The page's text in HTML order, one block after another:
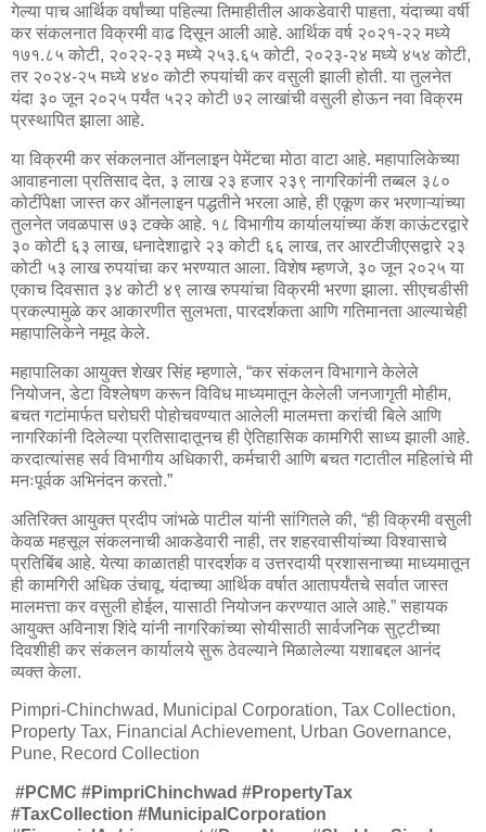
गेल्या पाच आर्थिक वर्षांच्या पहिल्या तिमाहीतील आकडेवारी पाहता, यंदाच्या वर्षी
कर संकलनात विक्रमी वाढ दिसून आली आहे. आर्थिक वर्ष २०२१-२२ मध्ये
१७१.८५ कोटी, २०२२-२३ मध्ये २५३.६५ कोटी, २०२३-२४ मध्ये ४५४ कोटी,
तर २०२४-२५ मध्ये ४४० कोटी रुपयांची कर वसुली झाली होती. या तुलनेत
यंदा ३० जून २०२५ पर्यंत ५२२ कोटी ७२ लाखांची वसुली होऊन नवा विक्रम
प्रस्थापित झाला आहे.
या विक्रमी कर संकलनात ऑनलाइन पेमेंटचा मोठा वाटा आहे. महापालिकेच्या
आवाहनाला प्रतिसाद देत, ३ लाख २३ हजार २३९ नागरिकांनी तब्बल ३८०
कोटींपेक्षा जास्त कर ऑनलाइन पद्धतीने भरला आहे, ही एकूण कर भरणाऱ्यांच्या
तुलनेत जवळपास ७३ टक्के आहे. १८ विभागीय कार्यालयांच्या कॅश काऊंटरद्वारे
३० कोटी ६३ लाख, धनादेशाद्वारे २३ कोटी ६६ लाख, तर आरटीजीएसद्वारे २३
कोटी ५३ लाख रुपयांचा कर भरण्यात आला. विशेष म्हणजे, ३० जून २०२५ या
एकाच दिवसात ३४ कोटी ४९ लाख रुपयांचा विक्रमी भरणा झाला. सीएचडीसी
प्रकल्पामुळे कर आकारणीत सुलभता, पारदर्शकता आणि गतिमानता आल्याचेही
महापालिकेने नमूद केले.
महापालिका आयुक्त शेखर सिंह म्हणाले, “कर संकलन विभागाने केलेले
नियोजन, डेटा विश्लेषण करून विविध माध्यमातून केलेली जनजागृती मोहीम,
बचत गटांमार्फत घरोघरी पोहोचवण्यात आलेली मालमत्ता करांची बिले आणि
नागरिकांनी दिलेल्या प्रतिसादातूनच ही ऐतिहासिक कामगिरी साध्य झाली आहे.
करदात्यांसह सर्व विभागीय अधिकारी, कर्मचारी आणि बचत गटातील महिलांचे मी
मनःपूर्वक अभिनंदन करतो.”
अतिरिक्त आयुक्त प्रदीप जांभळे पाटील यांनी सांगितले की, “ही विक्रमी वसुली
केवळ महसूल संकलनाची आकडेवारी नाही, तर शहरवासीयांच्या विश्वासाचे
प्रतिबिंब आहे. येत्या काळातही पारदर्शक व उत्तरदायी प्रशासनाच्या माध्यमातून
ही कामगिरी अधिक उंचावू. यंदाच्या आर्थिक वर्षात आतापर्यंतचे सर्वात जास्त
मालमत्ता कर वसुली होईल, यासाठी नियोजन करण्यात आले आहे.” सहायक
आयुक्त अविनाश शिंदे यांनी नागरिकांच्या सोयीसाठी सार्वजनिक सुट्टीच्या
दिवशीही कर संकलन कार्यालये सुरू ठेवल्याने मिळालेल्या यशाबद्दल आनंद
व्यक्त केला.
Pimpri-Chinchwad, Municipal Corporation, Tax Collection,
Property Tax, Financial Achievement, Urban Governance,
Pune, Record Collection
#PCMC #PimpriChinchwad #PropertyTax
#TaxCollection #MunicipalCorporation